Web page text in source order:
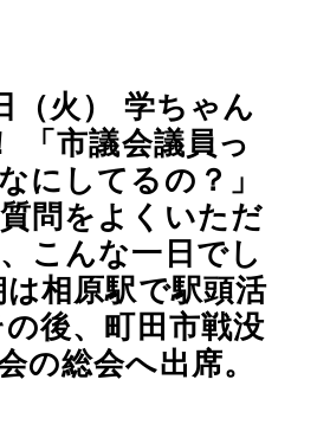
（火） 学ちゃん
「市議会議員っ
にしてるの？」
問をよくいただ
こんな一日でし
相原駅で駅頭活
後、町田市戦没
の総会へ出席。